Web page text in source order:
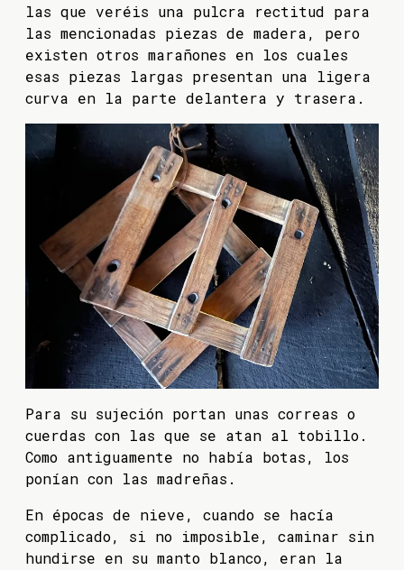
las que veréis una pulcra rectitud para
las mencionadas piezas de madera, pero
existen otros marañones en los cuales
esas piezas largas presentan una ligera
curva en la parte delantera y trasera.
Para su sujeción portan unas correas o
cuerdas con las que se atan al tobillo.
Como antiguamente no había botas, los
ponían con las madreñas.
En épocas de nieve, cuando se hacía
complicado, si no imposible, caminar sin
hundirse en su manto blanco, eran la